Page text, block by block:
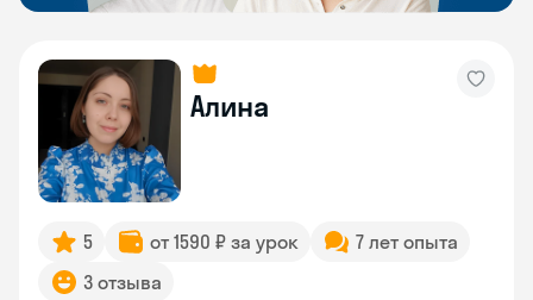
Алина
5 от 1590 ₽ за урок
7 лет опыта
3 отзыва